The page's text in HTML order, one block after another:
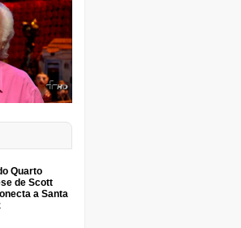
Quarto
de Scott
a Santa